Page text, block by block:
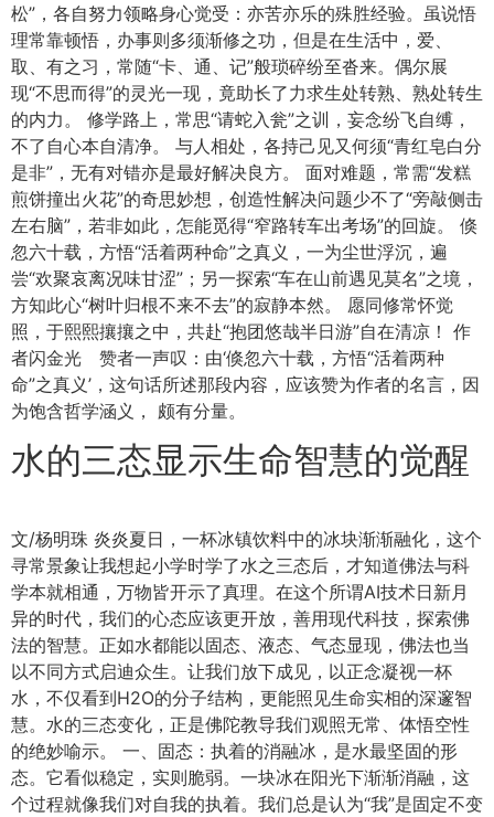
松”，各自努力领略身心觉受：亦苦亦乐的殊胜经验。虽说悟
理常靠顿悟，办事则多须渐修之功，但是在生活中，爱、
取、有之习，常随“卡、通、记”般琐碎纷至沓来。偶尔展
现“不思而得”的灵光一现，竟助长了力求生处转熟、熟处转生
的内力。 修学路上，常思“请蛇入瓮”之训，妄念纷飞自缚，
不了自心本自清净。 与人相处，各持己见又何须“青红皂白分
是非”，无有对错亦是最好解决良方。 面对难题，常需“发糕
煎饼撞出火花”的奇思妙想，创造性解决问题少不了“旁敲侧击
左右脑”，若非如此，怎能觅得“窄路转车出考场”的回旋。 倏
忽六十载，方悟“活着两种命”之真义，一为尘世浮沉，遍
尝“欢聚哀离况味甘涩”；另一探索“车在山前遇见莫名”之境，
方知此心“树叶归根不来不去”的寂静本然。 愿同修常怀觉
照，于熙熙攘攘之中，共赴“抱团悠哉半日游”自在清凉！ 作
者闪金光 赞者一声叹：由‘倏忽六十载，方悟“活着两种
命”之真义’，这句话所述那段内容，应该赞为作者的名言，因
为饱含哲学涵义， 颇有分量。
水的三态显示生命智慧的觉醒
文/杨明珠 炎炎夏日，一杯冰镇饮料中的冰块渐渐融化，这个
寻常景象让我想起小学时学了水之三态后，才知道佛法与科
学本就相通，万物皆开示了真理。在这个所谓AI技术日新月
异的时代，我们的心态应该更开放，善用现代科技，探索佛
法的智慧。正如水都能以固态、液态、气态显现，佛法也当
以不同方式启迪众生。让我们放下成见，以正念凝视一杯
水，不仅看到H2O的分子结构，更能照见生命实相的深邃智
慧。水的三态变化，正是佛陀教导我们观照无常、体悟空性
的绝妙喻示。 一、固态：执着的消融冰，是水最坚固的形
态。它看似稳定，实则脆弱。一块冰在阳光下渐渐消融，这
个过程就像我们对自我的执着。我们总是认为“我”是固定不变